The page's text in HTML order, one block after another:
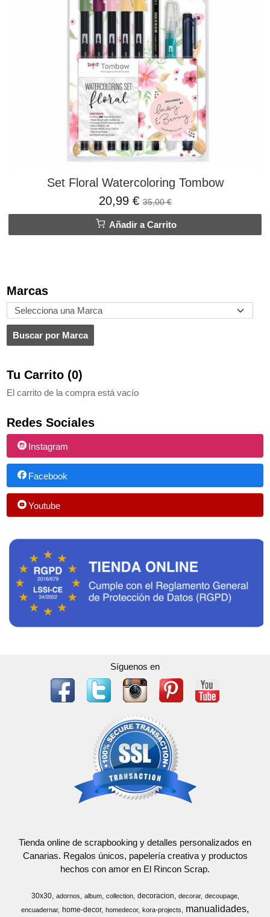
Marcas
Tu Carrito (0)
El carrito de la compra está vacío
Redes Sociales
Instagram
Facebook
Youtube
Set Floral Watercoloring Tombow
20,99 €35,00 €
Añadir a Carrito
Síguenos en
Tienda online de scrapbooking y detalles personalizados en
Canarias. Regalos únicos, papelería creativa y productos
hechos con amor en El Rincon Scrap.
30x30 adornos album collection decoracion decorar
decoupage
encuadernar
home-decor homedecor kora-projects manualidades